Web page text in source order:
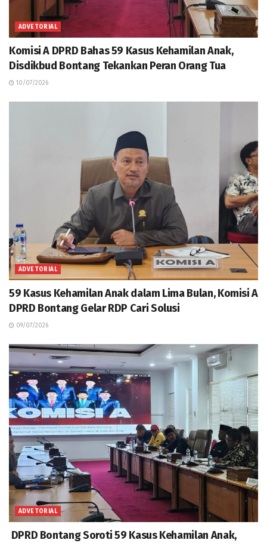
ADVETORIAL
Komisi A DPRD Bahas 59 Kasus Kehamilan Anak,
Disdikbud Bontang Tekankan Peran Orang Tua
10/07/2026
ADVETORIAL
59 Kasus Kehamilan Anak dalam Lima Bulan, Komisi A
DPRD Bontang Gelar RDP Cari Solusi
09/07/2026
ADVETORIAL
DPRD Bontang Soroti 59 Kasus Kehamilan Anak,